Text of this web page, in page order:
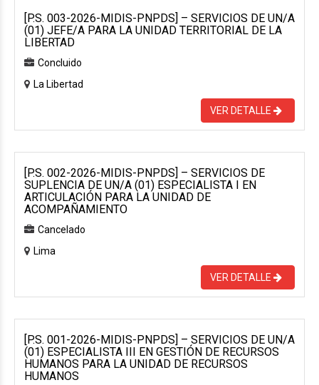
[P.S. 003-2026-MIDIS-PNPDS] – SERVICIOS DE UN/A
(01) JEFE/A PARA LA UNIDAD TERRITORIAL DE LA
LIBERTAD
Concluido
La Libertad
VER DETALLE
[P.S. 002-2026-MIDIS-PNPDS] – SERVICIOS DE
SUPLENCIA DE UN/A (01) ESPECIALISTA I EN
ARTICULACIÓN PARA LA UNIDAD DE
ACOMPAÑAMIENTO
Cancelado
Lima
VER DETALLE
[P.S. 001-2026-MIDIS-PNPDS] – SERVICIOS DE UN/A
(01) ESPECIALISTA III EN GESTIÓN DE RECURSOS
HUMANOS PARA LA UNIDAD DE RECURSOS
HUMANOS